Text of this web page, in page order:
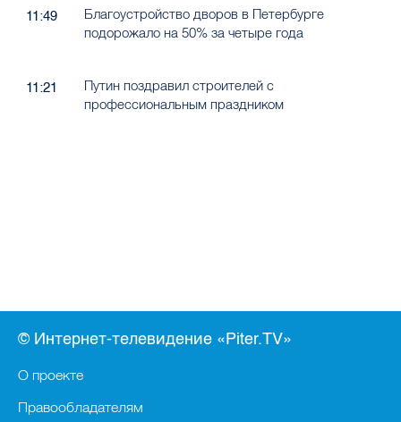
11:49
Благоустройство дворов в Петербурге
подорожало на 50% за четыре года
11:21
Путин поздравил строителей с
профессиональным праздником
© Интернет-телевидение «Piter.TV»
О проекте
Правообладателям